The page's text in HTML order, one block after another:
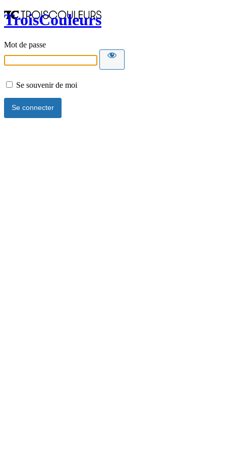
TroisCouleurs
Mot de passe
Se souvenir de moi